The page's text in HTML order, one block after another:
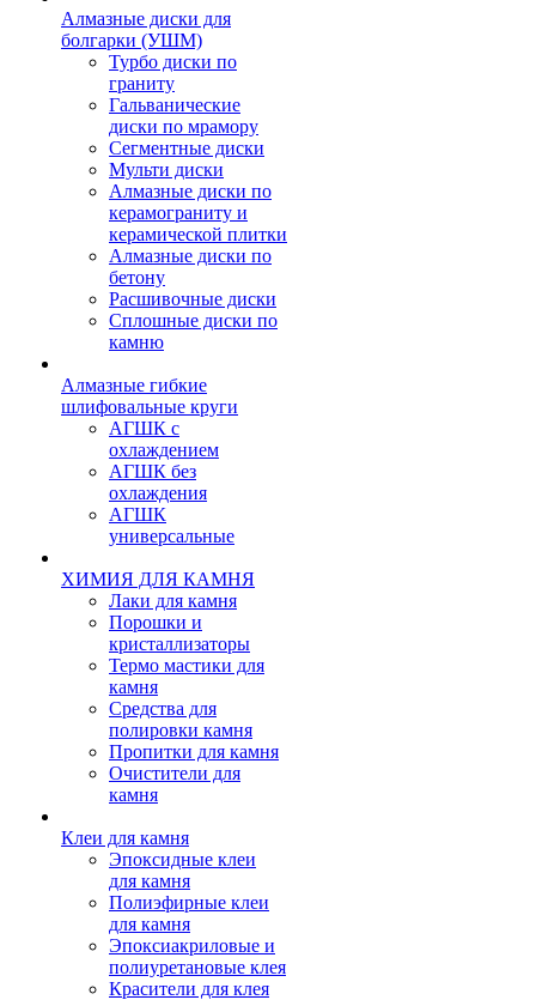
Алмазные диски для
болгарки (УШМ)
Турбо диски по
граниту
Гальванические
диски по мрамору
Сегментные диски
Мульти диски
Алмазные диски по
керамограниту и
керамической плитки
Алмазные диски по
бетону
Расшивочные диски
Сплошные диски по
камню
Алмазные гибкие
шлифовальные круги
АГШК с
охлаждением
АГШК без
охлаждения
АГШК
универсальные
ХИМИЯ ДЛЯ КАМНЯ
Лаки для камня
Порошки и
кристаллизаторы
Термо мастики для
камня
Средства для
полировки камня
Пропитки для камня
Очистители для
камня
Клеи для камня
Эпоксидные клеи
для камня
Полиэфирные клеи
для камня
Эпоксиакриловые и
полиуретановые клея
Красители для клея